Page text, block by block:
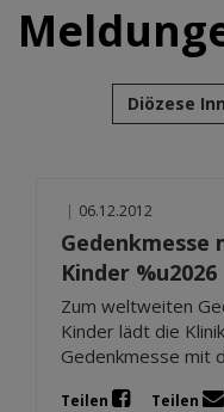
Diözese
| 06.12.2012
Kinder %u2026
Zum weltweiten
Kinder lädt die
Gedenkmesse mit
Teilen Teilen